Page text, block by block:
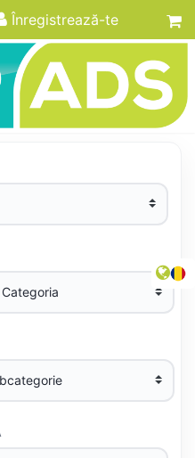
Înregistrează-te